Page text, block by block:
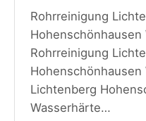
Rohrreinigung
Rohrreinigung
Hohenschönhausen
Lichtenberg
Wasserhärte…